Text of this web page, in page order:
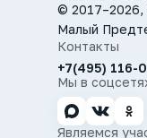
©
Малый
Контакты
+7(495) 116-
Мы в
Являемся